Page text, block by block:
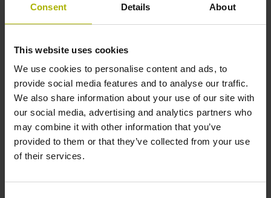
Consent Details About
This website uses cookies
We use cookies to personalise content and ads, to
provide social media features and to analyse our traffic.
We also share information about your use of our site with
our social media, advertising and analytics partners who
may combine it with other information that you’ve
provided to them or that they’ve collected from your use
of their services.
E-Learning mit HIT
Ein ausgewogenes Verhältnis zwischen
Theorie und Praxis: Das autodidaktische
Lernkonzept HIT vermittelt die
wichtigsten Elemente der CNC-Maschine
über die CNC-Programmierung.